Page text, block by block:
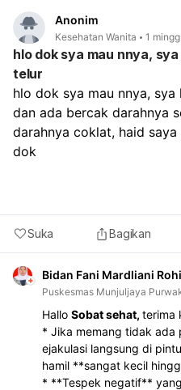
Anonim
Kesehatan Wanita 1
hlo dok sya mau nnya,
telur
hlo dok sya mau nnya,
dan ada bercak darahnya
darahnya coklat, haid
dok
Suka Bagikan
Bidan Fani Mardliani
Puskesmas Munjuljaya
Hallo Sobat sehat, terima
* Jika memang tidak ada
ejakulasi langsung di
hamil **sangat kecil
* **Tespek negatif**